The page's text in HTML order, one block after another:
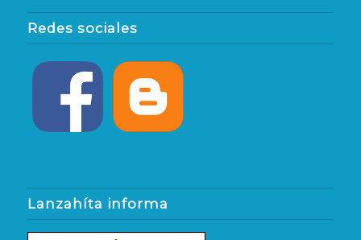
Redes sociales
Lanzahíta informa